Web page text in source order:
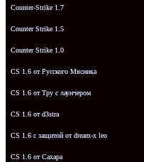
Counter-Strike 1.7
Counter Strike 1.5
Counter Strike 1.0
CS 1.6 от Русского Мясника
CS 1.6 от Tpy с лаунчером
CS 1.6 от d3stra
CS 1.6 с защитой от dream-x leo
CS 1.6 от Сахара